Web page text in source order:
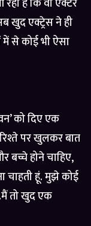
हैं कि वो एक्टर
खुद एक्ट्रेस ने ही
में से कोई भी ऐसा
को दिए एक
पर खुलकर बात
बच्चे होने चाहिए,
चाहती हूं. मुझे कोई
तो खुद एक